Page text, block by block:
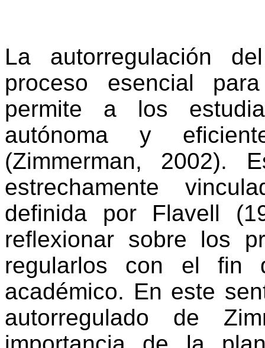
La autorregulación
proceso esencial
permite a los
autónoma y
(Zimmerman, 2002).
estrechamente
definida por Flavell
reflexionar sobre los
regularlos con el fin
académico. En este
autorregulado de